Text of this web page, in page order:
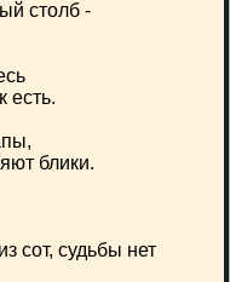
столб -
есть.
блики.
сот, судьбы нет